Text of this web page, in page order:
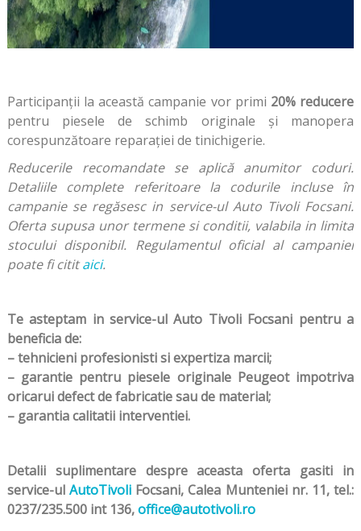
Participanţii la această campanie vor primi 20% reducere
pentru piesele de schimb originale și manopera
corespunzătoare reparaţiei de tinichigerie.
Reducerile recomandate se aplică anumitor coduri.
Detaliile complete referitoare la codurile incluse în
campanie se regăsesc in service-ul Auto Tivoli Focsani.
Oferta supusa unor termene si conditii, valabila in limita
stocului disponibil. Regulamentul oficial al campaniei
poate fi cititaici.
Te asteptam in service-ul Auto Tivoli Focsani pentru a
beneficia de:
– tehnicieni profesionisti si expertiza marcii;
– garantie pentru piesele originale Peugeot impotriva
oricarui defect de fabricatie sau de material;
– garantia calitatii interventiei.
Detalii suplimentare despre aceasta oferta gasiti in
service-ulAutoTivoli Focsani, Calea Munteniei nr. 11, tel.:
0237/235.500 int 136,office@autotivoli.ro